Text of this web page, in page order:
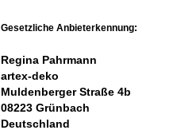
Gesetzliche Anbieterkennung:
Regina Pahrmann
artex-deko
Muldenberger Straße 4b
08223 Grünbach
Deutschland